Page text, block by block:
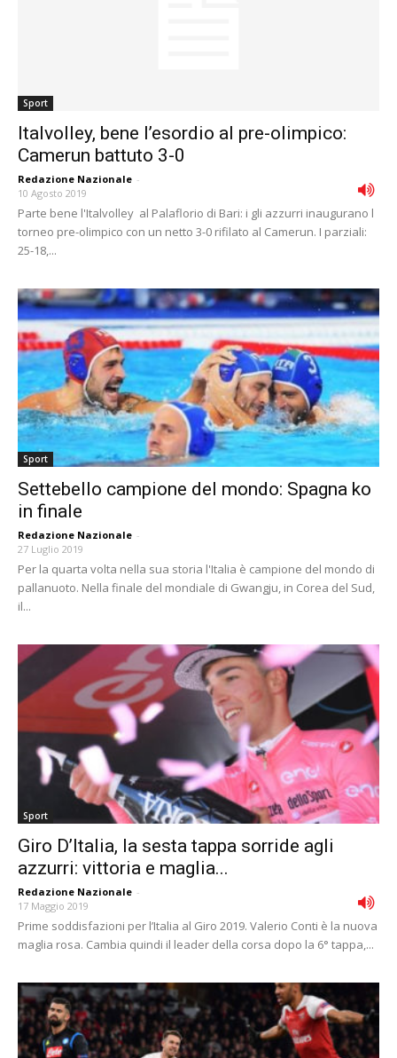
Sport
Italvolley, bene l’esordio al pre-olimpico:
Camerun battuto 3-0
Redazione Nazionale -
10 Agosto 2019
Parte bene l'Italvolley al Palaflorio di Bari: i gli azzurri inaugurano l
torneo pre-olimpico con un netto 3-0 rifilato al Camerun. I parziali:
25-18,...
Sport
Settebello campione del mondo: Spagna ko
in finale
Redazione Nazionale -
27 Luglio 2019
Per la quarta volta nella sua storia l'Italia è campione del mondo di
pallanuoto. Nella finale del mondiale di Gwangju, in Corea del Sud,
il...
Sport
Giro D’Italia, la sesta tappa sorride agli
azzurri: vittoria e maglia...
Redazione Nazionale -
17 Maggio 2019
Prime soddisfazioni per l’Italia al Giro 2019. Valerio Conti è la nuova
maglia rosa. Cambia quindi il leader della corsa dopo la 6° tappa,...